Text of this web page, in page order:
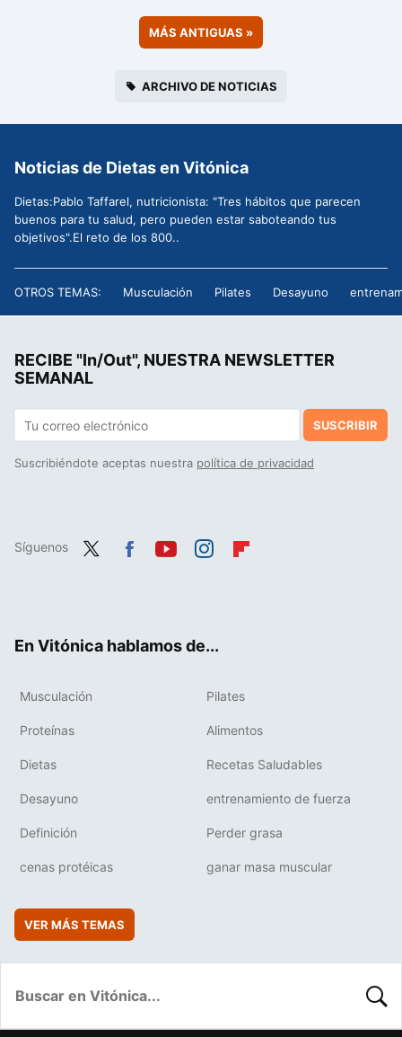
MÁS ANTIGUAS »
ARCHIVO DE NOTICIAS
Noticias de Dietas en Vitónica
Dietas:Pablo Taffarel, nutricionista: "Tres hábitos que parecen
buenos para tu salud, pero pueden estar saboteando tus
objetivos".El reto de los 800..
OTROS TEMAS: Musculación Pilates Desayuno
RECIBE "In/Out", NUESTRA NEWSLETTER
SEMANAL
SUSCRIBIR
Suscribiéndote aceptas nuestra política de privacidad
Síguenos
En Vitónica hablamos de...
Musculación Pilates
Proteínas Alimentos
Dietas Recetas Saludables
Desayuno entrenamiento de fuerza
Definición Perder grasa
cenas protéicas ganar masa muscular
VER MÁS TEMAS